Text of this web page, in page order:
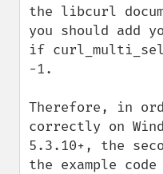
the libcurl
you should add
if
-1.
Therefore, in
correctly on
5.3.10+, the
the example